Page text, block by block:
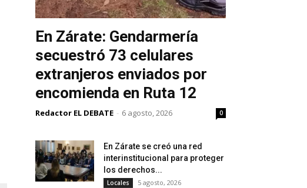
En Zárate: Gendarmería
secuestró 73 celulares
extranjeros enviados por
encomienda en Ruta 12
Redactor EL DEBATE - 6 agosto, 2026 0
En Zárate se creó una red
interinstitucional para proteger
los derechos...
Locales 5 agosto, 2026